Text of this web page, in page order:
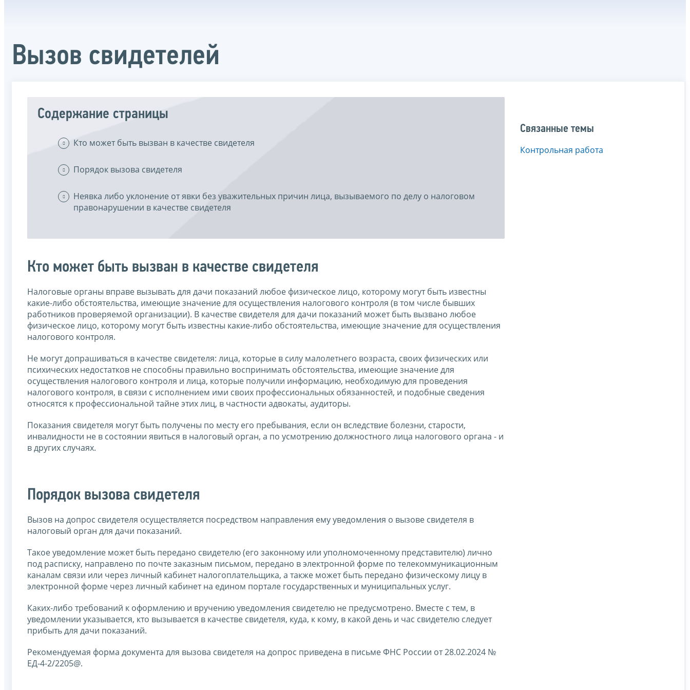
Вызов свидетелей
Содержание страницы
Кто может быть вызван в качестве свидетеля
Порядок вызова свидетеля
Неявка либо уклонение от явки без уважительных причин лица, вызываемого по делу о налоговом
правонарушении в качестве свидетеля
Кто может быть вызван в качестве свидетеля
Налоговые органы вправе вызывать для дачи показаний любое физическое лицо, которому могут быть известны
какие-либо обстоятельства, имеющие значение для осуществления налогового контроля (в том числе бывших
работников проверяемой организации). В качестве свидетеля для дачи показаний может быть вызвано любое
физическое лицо, которому могут быть известны какие-либо обстоятельства, имеющие значение для осуществления
налогового контроля.
Не могут допрашиваться в качестве свидетеля: лица, которые в силу малолетнего возраста, своих физических или
психических недостатков не способны правильно воспринимать обстоятельства, имеющие значение для
осуществления налогового контроля и лица, которые получили информацию, необходимую для проведения
налогового контроля, в связи с исполнением ими своих профессиональных обязанностей, и подобные сведения
относятся к профессиональной тайне этих лиц, в частности адвокаты, аудиторы.
Показания свидетеля могут быть получены по месту его пребывания, если он вследствие болезни, старости,
инвалидности не в состоянии явиться в налоговый орган, а по усмотрению должностного лица налогового органа - и
в других случаях.
Порядок вызова свидетеля
Вызов на допрос свидетеля осуществляется посредством направления ему уведомления о вызове свидетеля в
налоговый орган для дачи показаний.
Такое уведомление может быть передано свидетелю (его законному или уполномоченному представителю) лично
под расписку, направлено по почте заказным письмом, передано в электронной форме по телекоммуникационным
каналам связи или через личный кабинет налогоплательщика, а также может быть передано физическому лицу в
электронной форме через личный кабинет на едином портале государственных и муниципальных услуг.
Каких-либо требований к оформлению и вручению уведомления свидетелю не предусмотрено. Вместе с тем, в
уведомлении указывается, кто вызывается в качестве свидетеля, куда, к кому, в какой день и час свидетелю следует
прибыть для дачи показаний.
Рекомендуемая форма документа для вызова свидетеля на допрос приведена в письме ФНС России от 28.02.2024 №
ЕД-4-2/2205@.
Связанные темы
Контрольная работа